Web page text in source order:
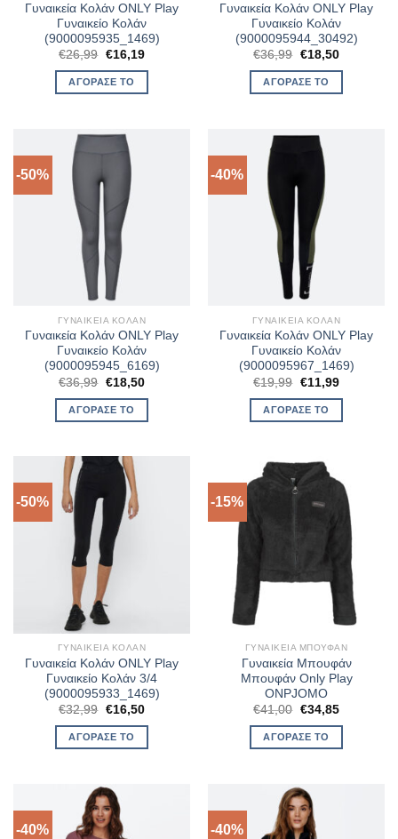
Γυναικεία Κολάν ONLY Play
Γυναικείο Κολάν
(9000095935_1469)
€26,99 Original
was:
€26,99.
€16,19Η
ΑΓΌΡΑΣΈ ΤΟ
Γυναικεία Κολάν ONLY Play
Γυναικείο Κολάν
(9000095944_30492)
€36,99 Original
was:
€36,99.
€18,50Η
ΑΓΌΡΑΣΈ ΤΟ
-50%
ΓΥΝΑΙΚΕΊΑ ΚΟΛΆΝ
Γυναικεία Κολάν ONLY Play
Γυναικείο Κολάν
(9000095945_6169)
€36,99 Original
price
was:
€36,99.
€18,50Η
τιμή
ΑΓΌΡΑΣΈ ΤΟ
-40%
ΓΥΝΑΙΚΕΊΑ ΚΟΛΆΝ
Γυναικεία Κολάν ONLY Play
Γυναικείο Κολάν
(9000095967_1469)
€19,99 Original
price
was:
€19,99.
€11,99Η
τιμή
ΑΓΌΡΑΣΈ ΤΟ
-50%
ΓΥΝΑΙΚΕΊΑ ΚΟΛΆΝ
Γυναικεία Κολάν ONLY Play
Γυναικείο Κολάν 3/4
(9000095933_1469)
€32,99 Original
was:
€32,99.
€16,50Η
ΑΓΌΡΑΣΈ ΤΟ
-15%
ΓΥΝΑΙΚΕΊΑ ΜΠΟΥΦΆΝ
Γυναικεία Μπουφάν
Μπουφάν Only Play
ONPJOMO
€41,00 Original
was:
€41,00.
€34,85Η
ΑΓΌΡΑΣΈ ΤΟ
-40% -40%